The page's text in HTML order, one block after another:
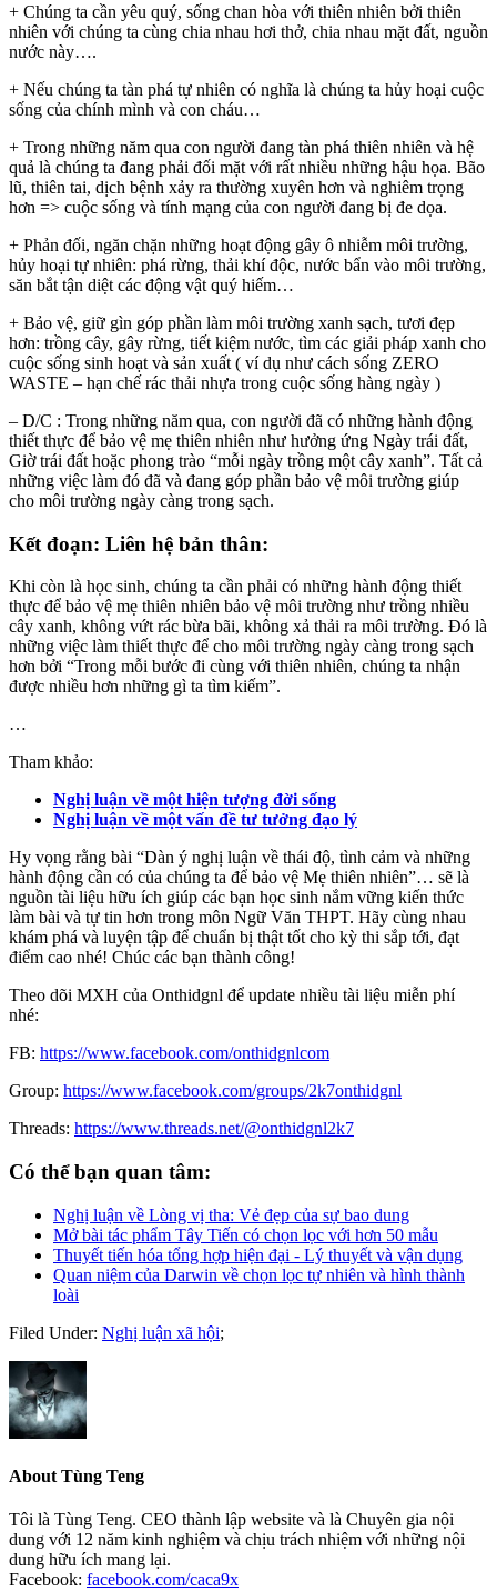
+ Chúng ta cần yêu quý, sống chan hòa với thiên nhiên bởi thiên
nhiên với chúng ta cùng chia nhau hơi thở, chia nhau mặt đất, nguồn
nước này….
+ Nếu chúng ta tàn phá tự nhiên có nghĩa là chúng ta hủy hoại cuộc
sống của chính mình và con cháu…
+ Trong những năm qua con người đang tàn phá thiên nhiên và hệ
quả là chúng ta đang phải đối mặt với rất nhiều những hậu họa. Bão
lũ, thiên tai, dịch bệnh xảy ra thường xuyên hơn và nghiêm trọng
hơn => cuộc sống và tính mạng của con người đang bị đe dọa.
+ Phản đối, ngăn chặn những hoạt động gây ô nhiễm môi trường,
hủy hoại tự nhiên: phá rừng, thải khí độc, nước bẩn vào môi trường,
săn bắt tận diệt các động vật quý hiếm…
+ Bảo vệ, giữ gìn góp phần làm môi trường xanh sạch, tươi đẹp
hơn: trồng cây, gây rừng, tiết kiệm nước, tìm các giải pháp xanh cho
cuộc sống sinh hoạt và sản xuất ( ví dụ như cách sống ZERO
WASTE – hạn chế rác thải nhựa trong cuộc sống hàng ngày )
– D/C : Trong những năm qua, con người đã có những hành động
thiết thực để bảo vệ mẹ thiên nhiên như hưởng ứng Ngày trái đất,
Giờ trái đất hoặc phong trào “mỗi ngày trồng một cây xanh”. Tất cả
những việc làm đó đã và đang góp phần bảo vệ môi trường giúp
cho môi trường ngày càng trong sạch.
Kết đoạn: Liên hệ bản thân:
Khi còn là học sinh, chúng ta cần phải có những hành động thiết
thực để bảo vệ mẹ thiên nhiên bảo vệ môi trường như trồng nhiều
cây xanh, không vứt rác bừa bãi, không xả thải ra môi trường. Đó là
những việc làm thiết thực để cho môi trường ngày càng trong sạch
hơn bởi “Trong mỗi bước đi cùng với thiên nhiên, chúng ta nhận
được nhiều hơn những gì ta tìm kiếm”.
…
Tham khảo:
Nghị luận về một hiện tượng đời sống
Nghị luận về một vấn đề tư tưởng đạo lý
Hy vọng rằng bài “Dàn ý nghị luận về thái độ, tình cảm và những
hành động cần có của chúng ta để bảo vệ Mẹ thiên nhiên”… sẽ là
nguồn tài liệu hữu ích giúp các bạn học sinh nắm vững kiến thức
làm bài và tự tin hơn trong môn Ngữ Văn THPT. Hãy cùng nhau
khám phá và luyện tập để chuẩn bị thật tốt cho kỳ thi sắp tới, đạt
điểm cao nhé! Chúc các bạn thành công!
Theo dõi MXH của Onthidgnl để update nhiều tài liệu miễn phí
nhé:
FB: https://www.facebook.com/onthidgnlcom
Group: https://www.facebook.com/groups/2k7onthidgnl
Threads: https://www.threads.net/@onthidgnl2k7
Có thể bạn quan tâm:
Nghị luận về Lòng vị tha: Vẻ đẹp của sự bao dung
Mở bài tác phẩm Tây Tiến có chọn lọc với hơn 50 mẫu
Thuyết tiến hóa tổng hợp hiện đại - Lý thuyết và vận dụng
Quan niệm của Darwin về chọn lọc tự nhiên và hình thành
loài
Filed Under: Nghị luận xã hội;
About Tùng Teng
Tôi là Tùng Teng. CEO thành lập website và là Chuyên gia nội
dung với 12 năm kinh nghiệm và chịu trách nhiệm với những nội
dung hữu ích mang lại.
Facebook: facebook.com/caca9x